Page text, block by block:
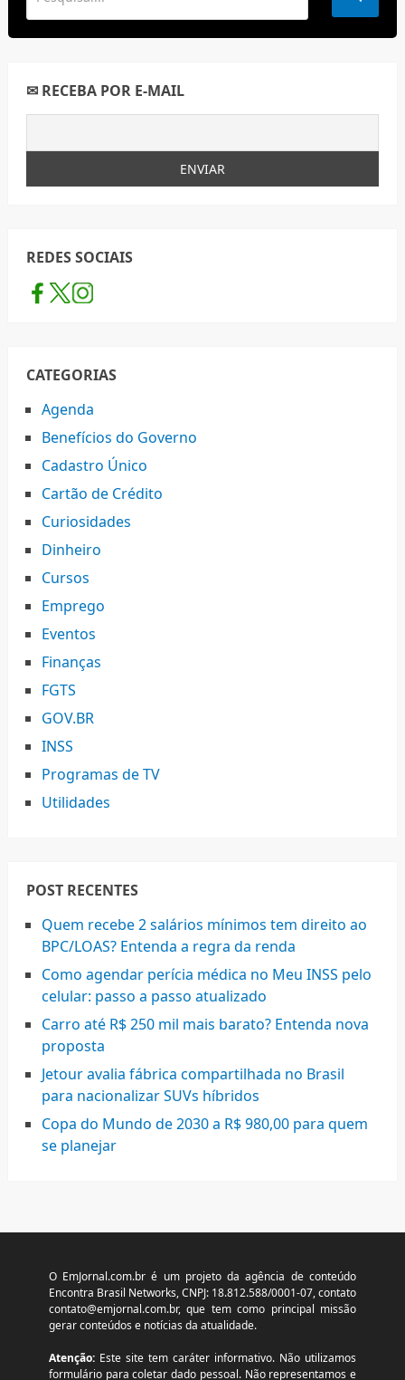
✉ RECEBA POR E-MAIL
REDES SOCIAIS
CATEGORIAS
Agenda
Benefícios do Governo
Cadastro Único
Cartão de Crédito
Curiosidades
Dinheiro
Cursos
Emprego
Eventos
Finanças
FGTS
GOV.BR
INSS
Programas de TV
Utilidades
POST RECENTES
Quem recebe 2 salários mínimos tem direito ao
BPC/LOAS? Entenda a regra da renda
Como agendar perícia médica no Meu INSS pelo
celular: passo a passo atualizado
Carro até R$ 250 mil mais barato? Entenda nova
proposta
Jetour avalia fábrica compartilhada no Brasil
para nacionalizar SUVs híbridos
Copa do Mundo de 2030 a R$ 980,00 para quem
se planejar
O EmJornal.com.br é um projeto da agência de conteúdo
Encontra Brasil Networks, CNPJ: 18.812.588/0001-07, contato
contato@emjornal.com.br, que tem como principal missão
gerar conteúdos e notícias da atualidade.
Atenção:Este site tem caráter informativo. Não utilizamos
formulário para coletar dado pessoal. Não representamos e